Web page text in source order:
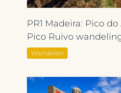
PR1 Madeira: Pico
Pico Ruivo
Wandelen